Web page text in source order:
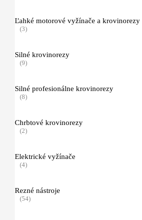
(2)
(4)
(5)
(3)
(41)
(11)
Ľahké motorové vyžínače a krovinorezy
(3)
Silné krovinorezy
(9)
Silné profesionálne krovinorezy
(8)
Chrbtové krovinorezy
(2)
Elektrické vyžínače
(4)
Rezné nástroje
(54)